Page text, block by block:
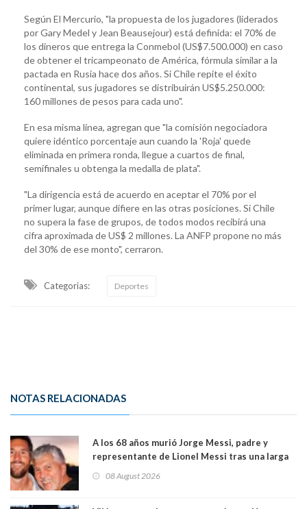
Según El Mercurio, "la propuesta de los jugadores (liderados
por Gary Medel y Jean Beausejour) está definida: el 70% de
los dineros que entrega la Conmebol (US$7.500.000) en caso
de obtener el tricampeonato de América, fórmula similar a la
pactada en Rusia hace dos años. Si Chile repite el éxito
continental, sus jugadores se distribuirán US$5.250.000:
160 millones de pesos para cada uno".
En esa misma línea, agregan que "la comisión negociadora
quiere idéntico porcentaje aun cuando la 'Roja' quede
eliminada en primera ronda, llegue a cuartos de final,
semifinales u obtenga la medalla de plata".
"La dirigencia está de acuerdo en aceptar el 70% por el
primer lugar, aunque difiere en las otras posiciones. Si Chile
no supera la fase de grupos, de todos modos recibirá una
cifra aproximada de US$ 2 millones. La ANFP propone no más
del 30% de ese monto", cerraron.
Categorias: Deportes
NOTAS RELACIONADAS
A los 68 años murió Jorge Messi, padre y
representante de Lionel Messi tras una larga
08 August 2026